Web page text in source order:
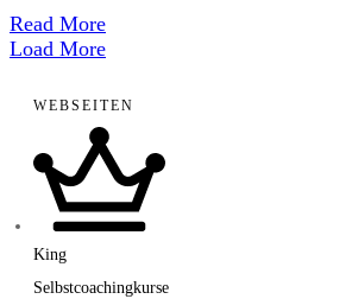
​Read More
Load More
WEBSEITEN
King
Selbstcoachingkurse